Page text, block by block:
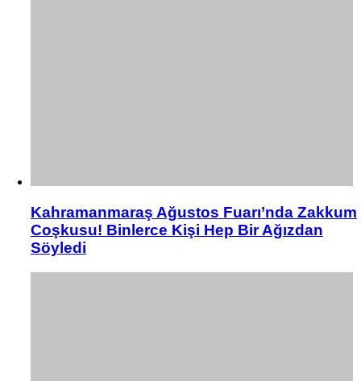
Kahramanmaraş Ağustos Fuarı’nda Zakkum
Coşkusu! Binlerce Kişi Hep Bir Ağızdan
Söyledi